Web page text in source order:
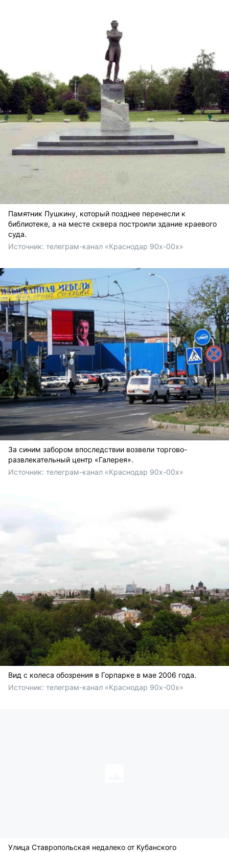
Памятник Пушкину, который позднее перенесли к
библиотеке, а на месте сквера построили здание краевого
суда.
Источник: телеграм-канал «Краснодар 90х-00х»
За синим забором впоследствии возвели торгово-
развлекательный центр «Галерея».
Источник: телеграм-канал «Краснодар 90х-00х»
Вид с колеса обозрения в Горпарке в мае 2006 года.
Источник: телеграм-канал «Краснодар 90х-00х»
Улица Ставропольская недалеко от Кубанского